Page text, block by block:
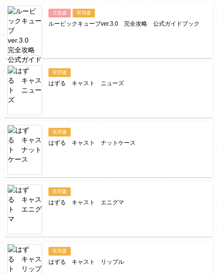
児童書 実用書
ルービックキューブver.3.0 完全攻略 公式ガイドブック
実用書
はずる キャスト ニューズ
実用書
はずる キャスト ナットケース
実用書
はずる キャスト エニグマ
実用書
はずる キャスト リップル